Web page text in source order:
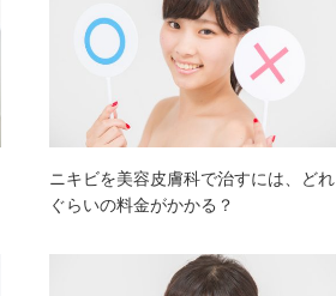
ニキビを美容皮膚科で治すには、どれ
ぐらいの料金がかかる？